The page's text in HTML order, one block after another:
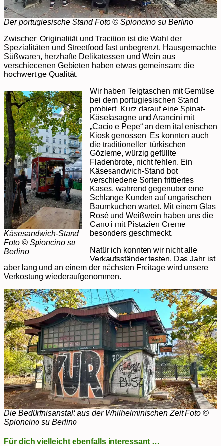
Der portugiesische Stand Foto © Spioncino su Berlino
Zwischen Originalität und Tradition ist die Wahl der
Spezialitäten und Streetfood fast unbegrenzt. Hausgemachte
Süßwaren, herzhafte Delikatessen und Wein aus
verschiedenen Gebieten haben etwas gemeinsam: die
hochwertige Qualität.
Käsesandwich-Stand
Foto © Spioncino su
Berlino
Wir haben Teigtaschen mit Gemüse
bei dem portugiesischen Stand
probiert. Kurz darauf eine Spinat-
Käselasagne und Arancini mit
„Cacio e Pepe“ an dem italienischen
Kiosk genossen. Es konnten auch
die traditionellen türkischen
Gözleme, würzig gefüllte
Fladenbrote, nicht fehlen. Ein
Käsesandwich-Stand bot
verschiedene Sorten frittiertes
Käses, während gegenüber eine
Schlange Kunden auf ungarischen
Baumkuchen wartet. Mit einem Glas
Rosè und Weißwein haben uns die
Canoli mit Pistazien Creme
besonders geschmeckt.
Natürlich konnten wir nicht alle
Verkaufsständer testen. Das Jahr ist
aber lang und an einem der nächsten Freitage wird unsere
Verkostung wiederaufgenommen.
Die Bedürfnisanstalt aus der Whilhelminischen Zeit Foto ©
Spioncino su Berlino
Für dich vielleicht ebenfalls interessant …